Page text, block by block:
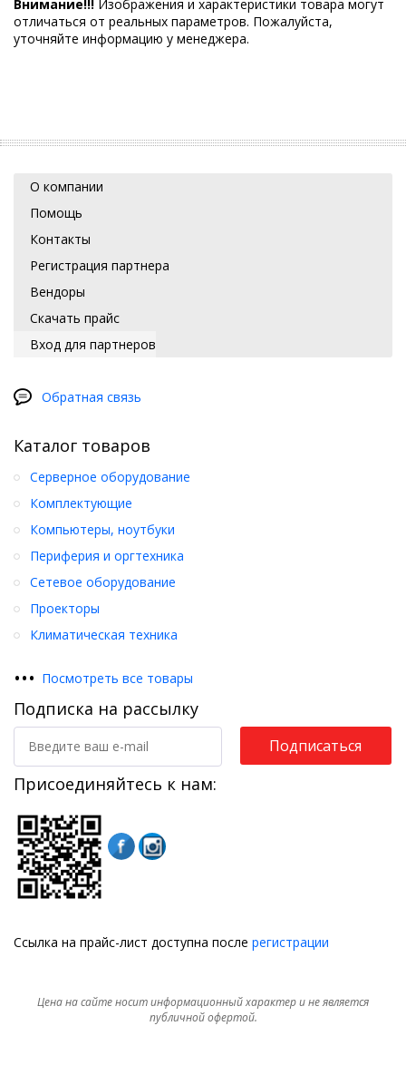
Внимание!!! Изображения и характеристики товара могут
отличаться от реальных параметров. Пожалуйста,
уточняйте информацию у менеджера.
О компании
Помощь
Контакты
Регистрация партнера
Вендоры
Скачать прайс
Вход для партнеров
Обратная связь
Каталог товаров
Серверное оборудование
Комплектующие
Компьютеры, ноутбуки
Периферия и оргтехника
Сетевое оборудование
Проекторы
Климатическая техника
••• Посмотреть все товары
Подписка на рассылку
Подписаться
Присоединяйтесь к нам:
Ссылка на прайс-лист доступна после регистрации
Цена на сайте носит информационный характер и не является
публичной офертой.